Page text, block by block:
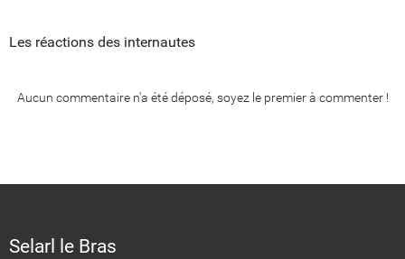
Les réactions des internautes
Aucun commentaire n'a été déposé, soyez le premier à commenter !
Selarl le Bras